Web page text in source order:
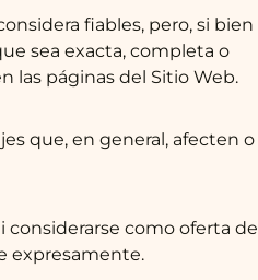
fiables, pero, si bien
sea exacta, completa o
las páginas del Sitio Web.
que, en general, afecten o
como oferta de
expresamente.